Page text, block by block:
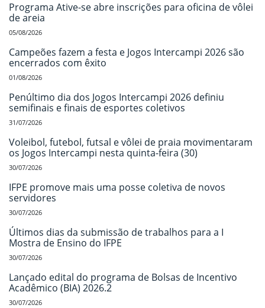
Programa Ative-se abre inscrições para oficina de vôlei
de areia
05/08/2026
Campeões fazem a festa e Jogos Intercampi 2026 são
encerrados com êxito
01/08/2026
Penúltimo dia dos Jogos Intercampi 2026 definiu
semifinais e finais de esportes coletivos
31/07/2026
Voleibol, futebol, futsal e vôlei de praia movimentaram
os Jogos Intercampi nesta quinta-feira (30)
30/07/2026
IFPE promove mais uma posse coletiva de novos
servidores
30/07/2026
Últimos dias da submissão de trabalhos para a I
Mostra de Ensino do IFPE
30/07/2026
Lançado edital do programa de Bolsas de Incentivo
Acadêmico (BIA) 2026.2
30/07/2026